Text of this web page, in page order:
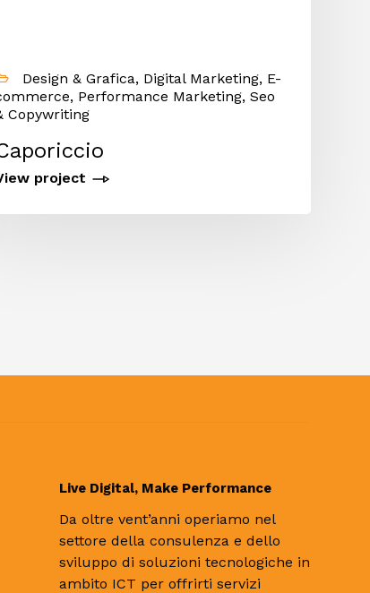
Design & Grafica, Digital Marketing, E-
Performance Marketing, Seo
Copywriting
project
Live Digital, Make Performance
Da oltre vent’anni operiamo nel
settore della consulenza e dello
sviluppo di soluzioni tecnologiche in
ambito ICT per offrirti servizi